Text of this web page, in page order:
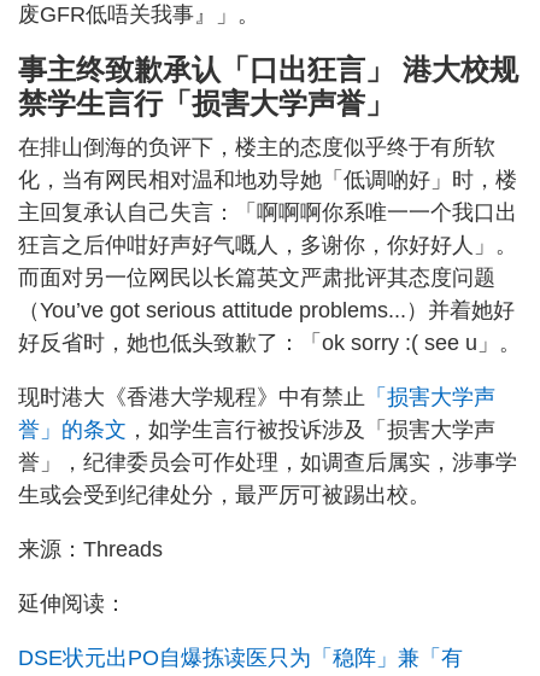
废GFR低唔关我事』」。
事主终致歉承认「口出狂言」 港大校规
禁学生言行「损害大学声誉」
在排山倒海的负评下，楼主的态度似乎终于有所软
化，当有网民相对温和地劝导她「低调啲好」时，楼
主回复承认自己失言：「啊啊啊你系唯一一个我口出
狂言之后仲咁好声好气嘅人，多谢你，你好好人」。
而面对另一位网民以长篇英文严肃批评其态度问题
（You’ve got serious attitude problems...）并着她好
好反省时，她也低头致歉了：「ok sorry :( see u」。
现时港大《香港大学规程》中有禁止 「损害大学声
誉」的条文 ，如学生言行被投诉涉及「损害大学声
誉」，纪律委员会可作处理，如调查后属实，涉事学
生或会受到纪律处分，最严厉可被踢出校。
来源：Threads
延伸阅读：
DSE状元出PO自爆拣读医只为「稳阵」兼「有